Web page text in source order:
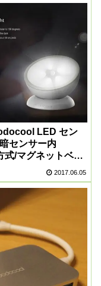
LED セン
センサー内
式/マグネットベー
来たLEDセンサー
2017.06.05